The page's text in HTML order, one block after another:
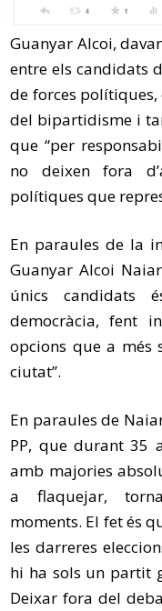
Guanyar Alcoi,
entre els candidats
de forces polítiques,
del bipartidisme i
que “per
no deixen fora
polítiques que
En paraules de la
Guanyar Alcoi
únics candidats
democràcia, fent
opcions que a més
ciutat”.
En paraules de
PP, que durant 35
amb majories
a flaquejar,
moments. El fet és
les darreres
hi ha sols un partit
Deixar fora del